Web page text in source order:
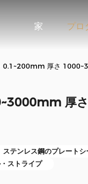
家 プロ
0.1~200mm 厚さ
厚
ステンレス鋼のプレート
ストライプ